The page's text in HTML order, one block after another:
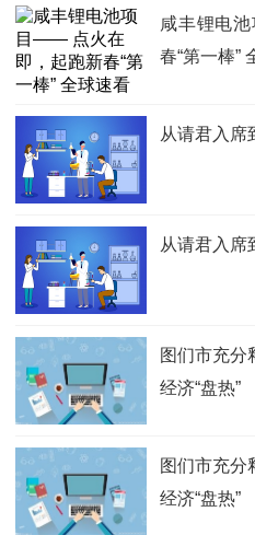
咸丰锂电
春“第一棒”
从请君入席
从请君入席
图们市充分
经济“盘热”
图们市充分
经济“盘热”